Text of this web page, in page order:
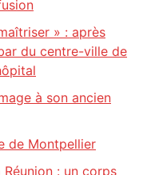
» : après
du centre-ville de
à son ancien
de Montpellier
Réunion : un corps